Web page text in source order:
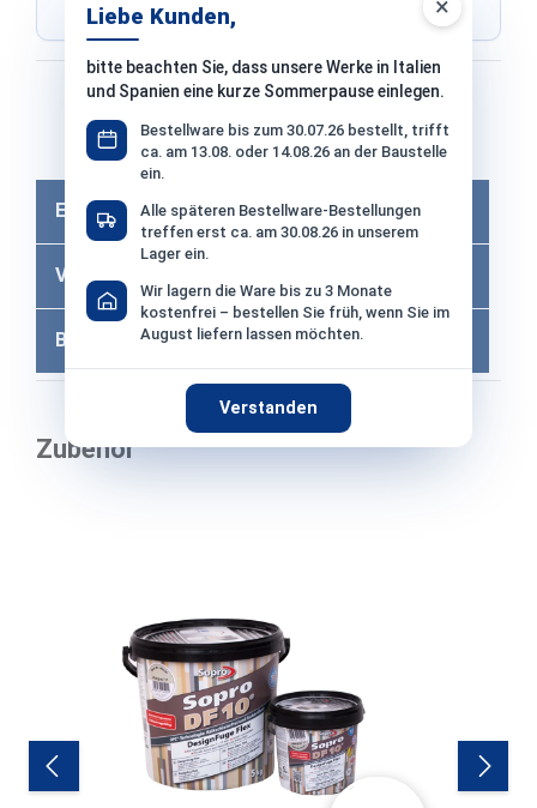
×
Liebe Kunden,
bitte beachten Sie, dass unsere Werke in Italien
und Spanien eine kurze Sommerpause einlegen.
Bestellware bis zum 30.07.26 bestellt, trifft
ca. am 13.08. oder 14.08.26 an der Baustelle
ein.
Alle späteren Bestellware-Bestellungen
treffen erst ca. am 30.08.26 in unserem
Lager ein.
Wir lagern die Ware bis zu 3 Monate
kostenfrei – bestellen Sie früh, wenn Sie im
August liefern lassen möchten.
Verstanden
Shop ausgewählt
Bezahlen mit
Bei Bezahlung per Vorkasse −2% Skonto
Eigenschaften
Versandkosten
Bewertungen
Zubehör